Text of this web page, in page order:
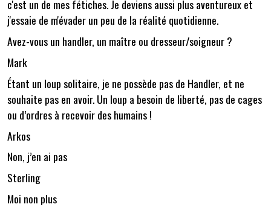
c'est un de mes fétiches. Je deviens aussi plus aventureux et
j'essaie de m'évader un peu de la réalité quotidienne.
Avez-vous un handler, un maître ou dresseur/soigneur ?
Mark
Étant un loup solitaire, je ne possède pas de Handler, et ne
souhaite pas en avoir. Un loup a besoin de liberté, pas de cages
ou d’ordres à recevoir des humains !
Arkos
Non, j’en ai pas
Sterling
Moi non plus